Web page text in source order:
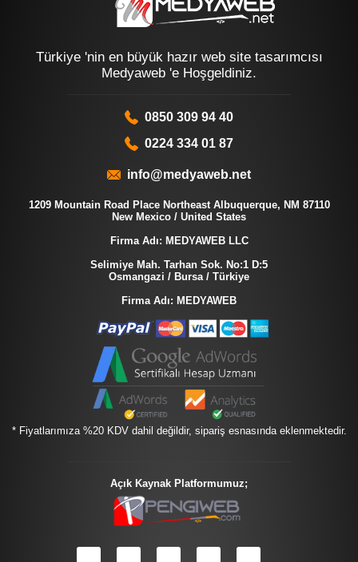
Türkiye 'nin en büyük hazır web site tasarımcısı
Medyaweb 'e Hoşgeldiniz.
0850 309 94 40
0224 334 01 87
info@medyaweb.net
1209 Mountain Road Place Northeast Albuquerque, NM 87110
New Mexico / United States
Firma Adı: MEDYAWEB LLC
Selimiye Mah. Tarhan Sok. No:1 D:5
Osmangazi / Bursa / Türkiye
Firma Adı: MEDYAWEB
* Fiyatlarımıza %20 KDV dahil değildir, sipariş esnasında eklenmektedir.
Açık Kaynak Platformumuz;